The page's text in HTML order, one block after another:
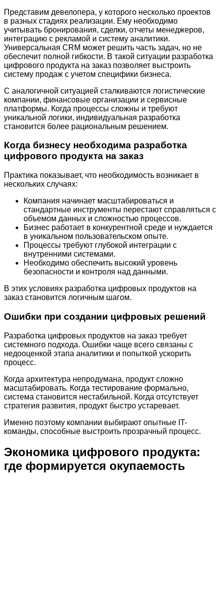
Представим девелопера, у которого несколько проектов
в разных стадиях реализации. Ему необходимо
учитывать бронирования, сделки, отчеты менеджеров,
интеграцию с рекламой и систему аналитики.
Универсальная CRM может решить часть задач, но не
обеспечит полной гибкости. В такой ситуации разработка
цифрового продукта на заказ позволяет выстроить
систему продаж с учетом специфики бизнеса.
С аналогичной ситуацией сталкиваются логистические
компании, финансовые организации и сервисные
платформы. Когда процессы сложны и требуют
уникальной логики, индивидуальная разработка
становится более рациональным решением.
Когда бизнесу необходима разработка
цифрового продукта на заказ
Практика показывает, что необходимость возникает в
нескольких случаях:
Компания начинает масштабироваться и
стандартные инструменты перестают справляться с
объемом данных и сложностью процессов.
Бизнес работает в конкурентной среде и нуждается
в уникальном пользовательском опыте.
Процессы требуют глубокой интеграции с
внутренними системами.
Необходимо обеспечить высокий уровень
безопасности и контроля над данными.
В этих условиях разработка цифровых продуктов на
заказ становится логичным шагом.
Ошибки при создании цифровых решений
Разработка цифровых продуктов на заказ требует
системного подхода. Ошибки чаще всего связаны с
недооценкой этапа аналитики и попыткой ускорить
процесс.
Когда архитектура непродумана, продукт сложно
масштабировать. Когда тестирование формально,
система становится нестабильной. Когда отсутствует
стратегия развития, продукт быстро устаревает.
Именно поэтому компании выбирают опытные IT-
команды, способные выстроить прозрачный процесс.
Экономика цифрового продукта:
где формируется окупаемость